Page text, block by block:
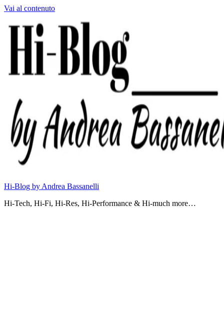
Vai al contenuto
Hi-Blog by Andrea Bassanelli
Hi-Tech, Hi-Fi, Hi-Res, Hi-Performance & Hi-much more…